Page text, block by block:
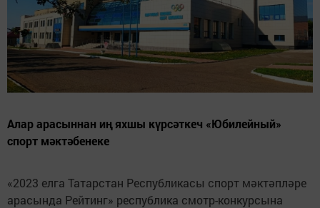
Алар арасыннан иң яхшы күрсәткеч «Юбилейный»
спорт мәктәбенеке
«2023 елга Татарстан Республикасы спорт мәктәпләре
арасында Рейтинг» республика смотр-конкурсына